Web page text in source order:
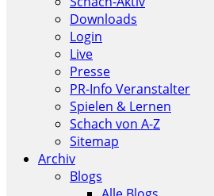
Downloads
Login
Live
Presse
PR-Info Veranstalter
Spielen & Lernen
Schach von A-Z
Sitemap
Archiv
Blogs